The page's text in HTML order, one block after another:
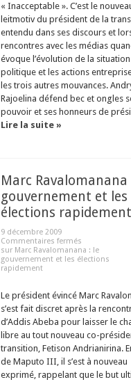
« Inacceptable ». C’est le
leitmotiv du président de la
entendu dans ses discours et
rencontres avec les médias
évoque l’évolution de la situation
politique et les actions
les trois autres mouvances.
Rajoelina défend bec et ongles
pouvoir et ses honneurs de
Lire la suite »
Marc Ravalomanana
gouvernement et les
élections rapidement
9 décembre 2009
Commentaires fermés
sur Marc Ravalomanana : le
gouvernement et les élections
rapidement
Le président évincé Marc
s’est fait discret après la
d’Addis Abeba pour laisser le
libre au tout nouveau co-
transition, Fetison Andrianirina.
de Maputo III, il s’est à nouveau
exprimé, rappelant que le but